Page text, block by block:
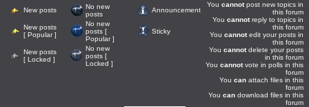
New posts
No new
posts
Announcement
New posts
[ Popular ]
No new
posts [
Popular ]
Sticky
New posts
[ Locked ]
No new
posts [
Locked ]
You cannotpost new topics in
this forum
You cannotreply to topics in
this forum
You cannotedit your posts in
this forum
You cannotdelete your posts
in this forum
You cannotvote in polls in this
forum
You can attach files in this
forum
You can download files in this
forum